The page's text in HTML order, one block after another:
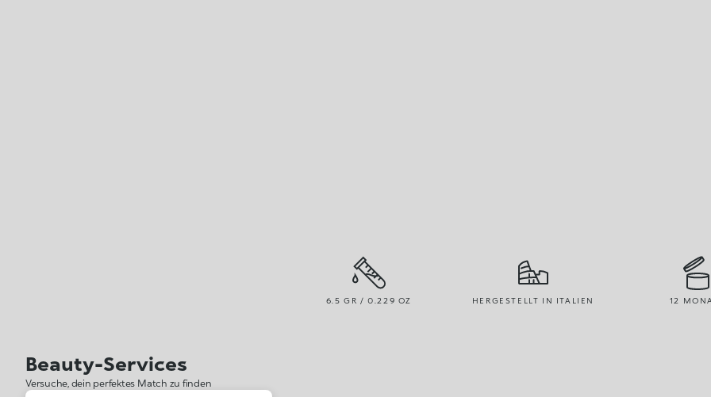
6.5 GR / 0.229 OZ HERGESTELLT IN ITALIEN 12
Beauty-Services
Versuche, dein perfektes Match zu finden